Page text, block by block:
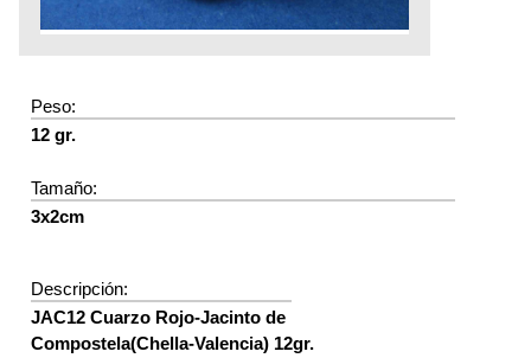
Peso:
12 gr.
Tamaño:
3x2cm
Descripción:
JAC12 Cuarzo Rojo-Jacinto de
Compostela(Chella-Valencia) 12gr.